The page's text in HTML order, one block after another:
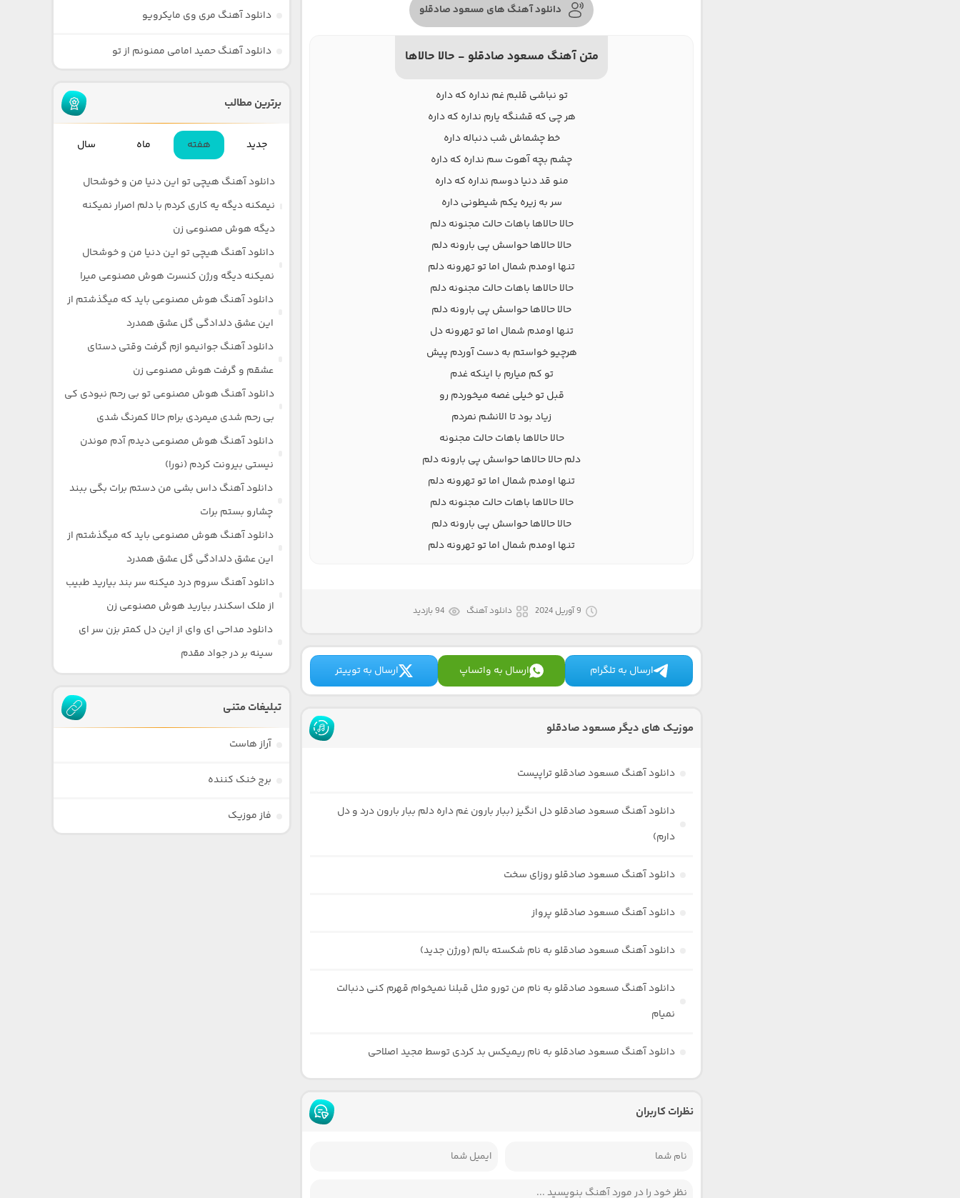
دانلود آهنگ های مسعود صادقلو
متن آهنگ مسعود صادقلو - حالا حالاها
تو نباشی قلبم غم نداره که داره
هر چی که قشنگه یارم نداره که داره
خط چشماش شب دنباله داره
چشم بچه آهوت سم نداره که داره
منو قد دنیا دوسم نداره که داره
سر به زیره یکم شیطونی داره
حالا حالاها باهات حالت مجنونه دلم
حالا حالاها حواسش پی بارونه دلم
تنها اومدم شمال اما تو تهرونه دلم
حالا حالاها باهات حالت مجنونه دلم
حالا حالاها حواسش پی بارونه دلم
تنها اومدم شمال اما تو تهرونه دل
هرچیو خواستم به دست آوردم پیش
تو کم میارم با اینکه غدم
قبل تو خیلی غصه میخوردم رو
زیاد بود تا الانشم نمردم
حالا حالاها باهات حالت مجنونه
دلم حالا حالاها حواسش پی بارونه دلم
تنها اومدم شمال اما تو تهرونه دلم
حالا حالاها باهات حالت مجنونه دلم
حالا حالاها حواسش پی بارونه دلم
تنها اومدم شمال اما تو تهرونه دلم
9 آوریل 2024 دانلود آهنگ 94 بازدید
ارسال به تلگرام ارسال به واتساپ ارسال به توییتر
موزیک های دیگر مسعود صادقلو
دانلود آهنگ مسعود صادقلو تراپیست
دانلود آهنگ مسعود صادقلو دل انگیز (ببار بارون غم داره دلم ببار بارون درد و دل
دارم)
دانلود آهنگ مسعود صادقلو روزای سخت
دانلود آهنگ مسعود صادقلو پرواز
دانلود آهنگ مسعود صادقلو به نام شکسته بالم (ورژن جدید)
دانلود آهنگ مسعود صادقلو به نام من تورو مثل قبلنا نمیخوام قهرم کنی دنبالت
نمیام
دانلود آهنگ مسعود صادقلو به نام ریمیکس بد کردی توسط مجید اصلاحی
نظرات کاربران
دانلود آهنگ مری وی مایکرویو
دانلود آهنگ حمید امامی ممنونم از تو
برترین مطالب
جدید هفته ماه سال
دانلود آهنگ هیچی تو این دنیا من و خوشحال
نیمکنه دیگه یه کاری کردم با دلم اصرار نمیکنه
دیگه هوش مصنوعی زن
دانلود آهنگ هیچی تو این دنیا من و خوشحال
نمیکنه دیگه ورژن کنسرت هوش مصنوعی میرا
دانلود آهنگ هوش مصنوعی باید که میگذشتم از
این عشق دلدادگی گل عشق همدرد
دانلود آهنگ جوانیمو ازم گرفت وقتی دستای
عشقم و گرفت هوش مصنوعی زن
دانلود آهنگ هوش مصنوعی تو بی رحم نبودی کی
بی رحم شدی میمردی برام حالا کمرنگ شدی
دانلود آهنگ هوش مصنوعی دیدم آدم موندن
نیستی بیرونت کردم (نورا)
دانلود آهنگ داس بشی من دستم برات بگی ببند
چشارو بستم برات
دانلود آهنگ هوش مصنوعی باید که میگذشتم از
این عشق دلدادگی گل عشق همدرد
دانلود آهنگ سروم درد میکنه سر بند بیارید طبیب
از ملک اسکندر بیارید هوش مصنوعی زن
دانلود مداحی ای وای از این دل کمتر بزن سر ای
سینه بر در جواد مقدم
تبلیغات متنی
آراز هاست
برج خنک کننده
فاز موزیک